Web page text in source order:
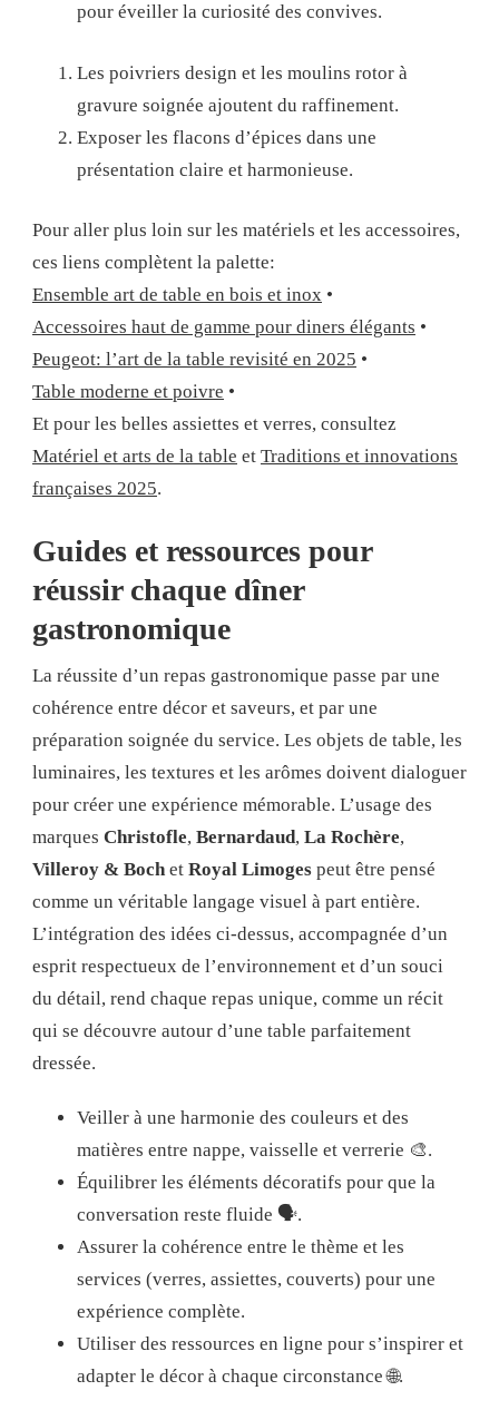
pour éveiller la curiosité des convives.
Les poivriers design et les moulins rotor à
gravure soignée ajoutent du raffinement.
Exposer les flacons d’épices dans une
présentation claire et harmonieuse.
Pour aller plus loin sur les matériels et les accessoires,
ces liens complètent la palette:
Ensemble art de table en bois et inox •
Accessoires haut de gamme pour diners élégants •
Peugeot: l’art de la table revisité en 2025 •
Table moderne et poivre •
Et pour les belles assiettes et verres, consultez
Matériel et arts de la table et Traditions et innovations
françaises 2025.
Guides et ressources pour
réussir chaque dîner
gastronomique
La réussite d’un repas gastronomique passe par une
cohérence entre décor et saveurs, et par une
préparation soignée du service. Les objets de table, les
luminaires, les textures et les arômes doivent dialoguer
pour créer une expérience mémorable. L’usage des
marques Christofle, Bernardaud, La Rochère,
Villeroy & Bochet Royal Limoges peut être pensé
comme un véritable langage visuel à part entière.
L’intégration des idées ci-dessus, accompagnée d’un
esprit respectueux de l’environnement et d’un souci
du détail, rend chaque repas unique, comme un récit
qui se découvre autour d’une table parfaitement
dressée.
Veiller à une harmonie des couleurs et des
matières entre nappe, vaisselle et verrerie 🎨.
Équilibrer les éléments décoratifs pour que la
conversation reste fluide 🗣️.
Assurer la cohérence entre le thème et les
services (verres, assiettes, couverts) pour une
expérience complète.
Utiliser des ressources en ligne pour s’inspirer et
adapter le décor à chaque circonstance 🌐.